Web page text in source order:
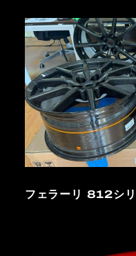
フェラーリ 812シ